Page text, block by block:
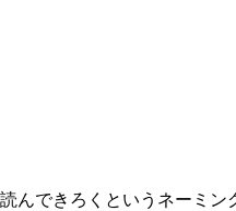
できろくというネーミ